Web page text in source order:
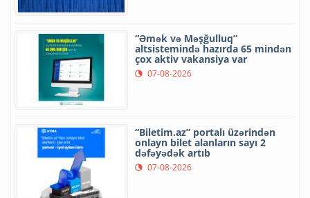
“Əmək və Məşğulluq”
altsistemində hazırda 65 mindən
çox aktiv vakansiya var
07-08-2026
“Biletim.az” portalı üzərindən
onlayn bilet alanların sayı 2
dəfəyədək artıb
07-08-2026